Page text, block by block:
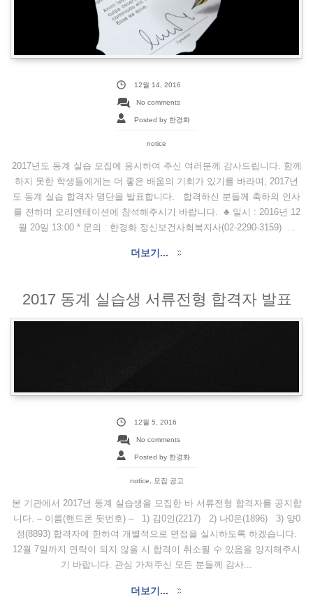
12월 14, 2016
No comments
Posted by 한경화
notice
2017년도 동계 실습 모집에 응시하여 주신 여러분께 감사드립니다. 함께
하지 못한 학생들에게는 더 좋은 배움의 기회가 있기를 바라며, 2017년
도 동계 실습 합격자 명단을 발표합니다. 합격하신 분들께 축하의 인사
를 전하며 오리엔테이션에 참석해주시기 바랍니다. ♣ 일시 : 2016년 12
월 20일 13:00 * 문의 : 한경화 정신보건사회복지사(02-2290-3159) ...
더보기...
2017 동계 실습생 서류전형 합격자 발표
12월 5, 2016
No comments
Posted by 한경화
notice 모집 공고
본 기관에서 2017년 동계 실습생을 모집한 바 서류전형 합격자를 공지합
니다. – 이름(핸드폰 뒷번호) – 1) 김0인(2217) 2) 나0은(1896) 3) 양0
정(8893) 합격자에 한하여 개별적으로 면접을 실시하도록 하겠습니다.
12월 7일까지 연락이 되지 않을 시 합격이 취소될 수 있음을 양지해주시
기 바랍니다. 관심 가져주신 모든 분들께 감사...
더보기...